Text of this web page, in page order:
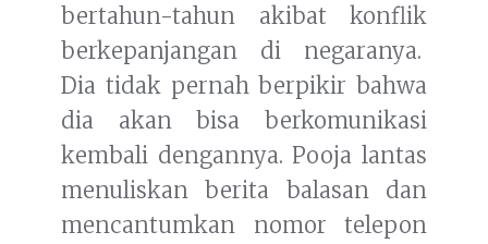
bertahun-tahun akibat konflik
berkepanjangan di negaranya.
Dia tidak pernah berpikir bahwa
dia akan bisa berkomunikasi
kembali dengannya. Pooja lantas
menuliskan berita balasan dan
mencantumkan nomor telepon